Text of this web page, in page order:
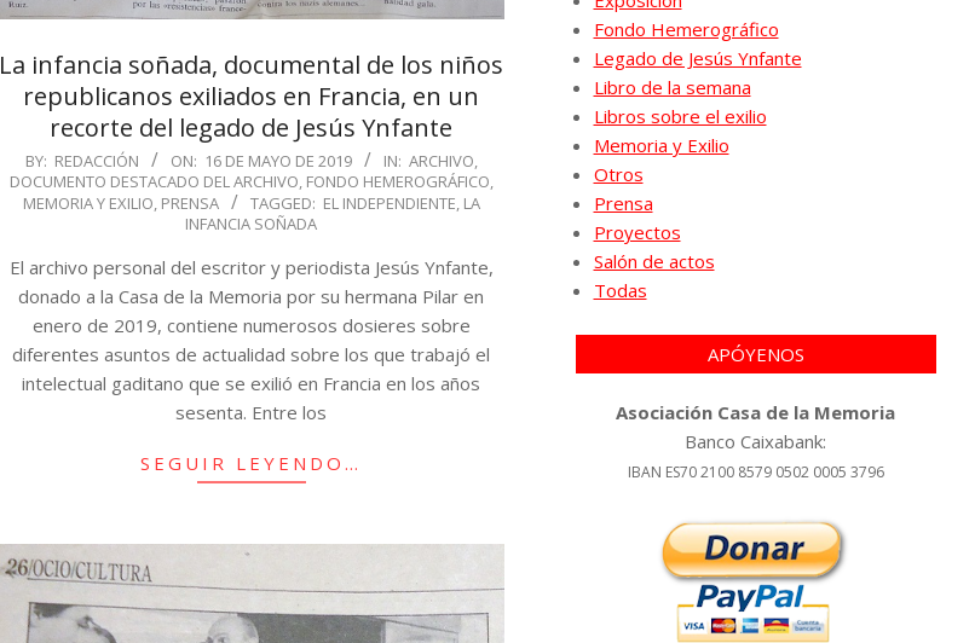
La infancia soñada, documental de los niños
republicanos exiliados en Francia, en un
recorte del legado de Jesús Ynfante
2019-
05-
BY: REDACCIÓN ON: 16 DE MAYO DE 2019 IN: ARCHIVO,
DOCUMENTO DESTACADO DEL ARCHIVO, FONDO HEMEROGRÁFICO,
MEMORIA Y EXILIO, PRENSA TAGGED: EL INDEPENDIENTE, LA
INFANCIA SOÑADA
El archivo personal del escritor y periodista Jesús Ynfante,
donado a la Casa de la Memoria por su hermana Pilar en
enero de 2019, contiene numerosos dosieres sobre
diferentes asuntos de actualidad sobre los que trabajó el
intelectual gaditano que se exilió en Francia en los años
sesenta. Entre los
SEGUIR LEYENDO…
Fondo Hemerográfico
Legado de Jesús Ynfante
Libro de la semana
Libros sobre el exilio
Memoria y Exilio
Otros
Prensa
Proyectos
Salón de actos
Todas
APÓYENOS
Asociación Casa de la Memoria
Banco Caixabank:
IBAN ES70 2100 8579 0502 0005 3796